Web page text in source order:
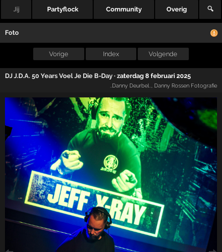
Jij Partyflock Community Overig 🔍
Foto
Vorige Index Volgende
DJ J.D.A. 50 Years Voel Je Die B-Day ·zaterdag 8 februari 2025
..Danny Deurbel.. Danny Rossen Fotografie